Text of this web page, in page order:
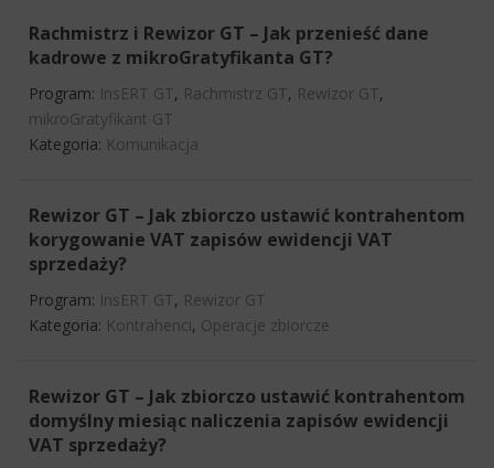
Rachmistrz i Rewizor GT – Jak przenieść dane
kadrowe z mikroGratyfikanta GT?
Program: InsERT GT, Rachmistrz GT, Rewizor GT,
mikroGratyfikant GT
Kategoria: Komunikacja
Rewizor GT – Jak zbiorczo ustawić kontrahentom
korygowanie VAT zapisów ewidencji VAT
sprzedaży?
Program: InsERT GT, Rewizor GT
Kategoria: Kontrahenci, Operacje zbiorcze
Rewizor GT – Jak zbiorczo ustawić kontrahentom
domyślny miesiąc naliczenia zapisów ewidencji
VAT sprzedaży?